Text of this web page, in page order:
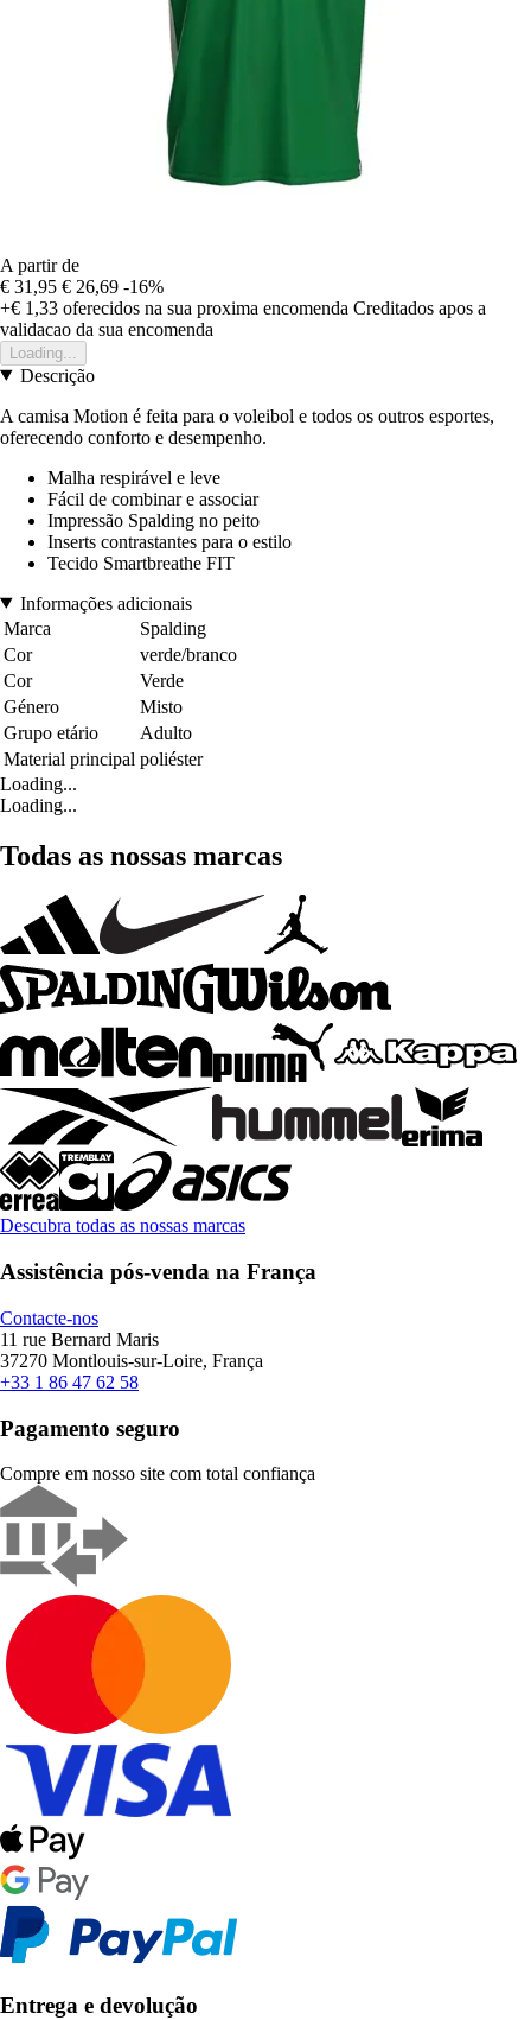
A partir de
€ 31,95 € 26,69 -16%
+€ 1,33 oferecidos na sua proxima encomenda Creditados apos a
validacao da sua encomenda
Loading...
Descrição
A camisa Motion é feita para o voleibol e todos os outros esportes,
oferecendo conforto e desempenho.
Malha respirável e leve
Fácil de combinar e associar
Impressão Spalding no peito
Inserts contrastantes para o estilo
Tecido Smartbreathe FIT
Informações adicionais
Marca
Spalding
Cor
verde/branco
Cor
Verde
Género
Misto
Grupo etário
Adulto
Material principal poliéster
Loading...
Loading...
Todas as nossas marcas
Descubra todas as nossas marcas
Assistência pós-venda na França
Contacte-nos
11 rue Bernard Maris
37270 Montlouis-sur-Loire, França
+33 1 86 47 62 58
Pagamento seguro
Compre em nosso site com total confiança
Entrega e devolução